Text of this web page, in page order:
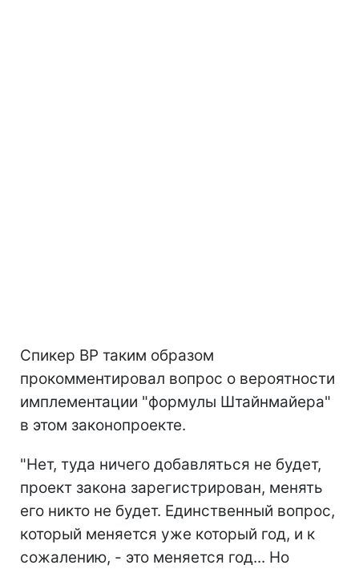
Спикер ВР таким образом
прокомментировал вопрос о вероятности
имплементации "формулы Штайнмайера"
в этом законопроекте.
"Нет, туда ничего добавляться не будет,
проект закона зарегистрирован, менять
его никто не будет. Единственный вопрос,
который меняется уже который год, и к
сожалению, - это меняется год... Но